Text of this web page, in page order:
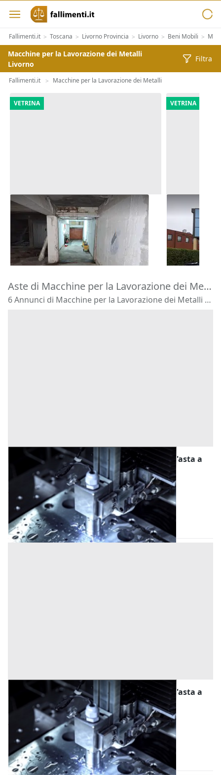
Fallimenti.it > Toscana > Livorno Provincia > Livorno > Beni Mobili >
Macchine per la Lavorazione dei Metalli
Livorno
Filtra
Fallimenti.it > Macchine per la Lavorazione dei Metalli
VETRINA
Asta Deposito al piano
seminterrato
Pisa (Pisa)
4.740 €
27/10/2026
VETRINA
Asta Ufficio
San
180.525 €
06/11/2026
Aste di Macchine per la Lavorazione dei Metalli Livorno
6 Annunci di Macchine per la Lavorazione dei Metalli - Livorno
Macchine per la Lavorazione dei Metalli all'asta a
Livorno
Livorno (Livorno)
Offerta minima
2.294 €
Codice asta:8c2ba181
Asta chiusa
Macchine per la Lavorazione dei Metalli all'asta a
Livorno
Livorno (Livorno)
Offerta minima
36.000 €
Codice asta:AW3236025
Asta chiusa